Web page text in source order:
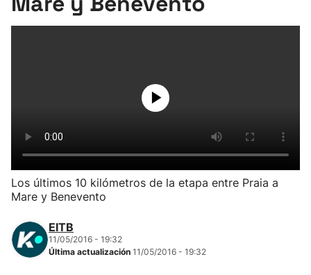
Remo
Kirolak 360
Atletismo
Los últimos 10 kilómetros de la etapa entre Praia a
Mare y Benevento
EITB
11/05/2016 - 19:32
Última actualización 11/05/2016 - 19:32